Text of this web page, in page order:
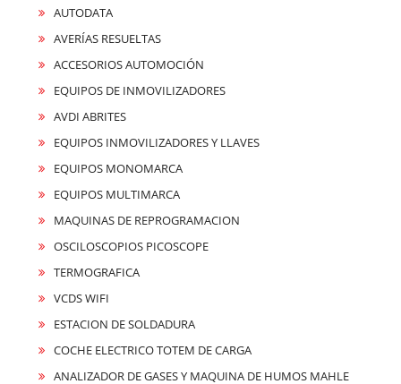
AUTODATA
AVERÍAS RESUELTAS
ACCESORIOS AUTOMOCIÓN
EQUIPOS DE INMOVILIZADORES
AVDI ABRITES
EQUIPOS INMOVILIZADORES Y LLAVES
EQUIPOS MONOMARCA
EQUIPOS MULTIMARCA
MAQUINAS DE REPROGRAMACION
OSCILOSCOPIOS PICOSCOPE
TERMOGRAFICA
VCDS WIFI
ESTACION DE SOLDADURA
COCHE ELECTRICO TOTEM DE CARGA
ANALIZADOR DE GASES Y MAQUINA DE HUMOS MAHLE